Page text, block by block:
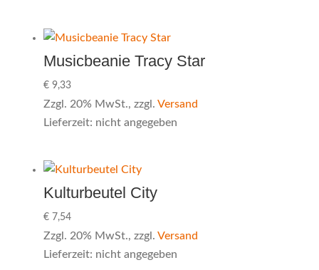
Musicbeanie Tracy Star
€9,33
Zzgl. 20% MwSt., zzgl. Versand
Lieferzeit: nicht angegeben
Kulturbeutel City
€7,54
Zzgl. 20% MwSt., zzgl. Versand
Lieferzeit: nicht angegeben